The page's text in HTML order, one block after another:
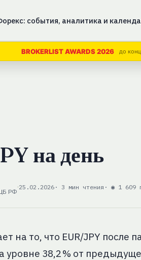
события, аналитика и
BROKERLIST AWARDS 2026 до
на день
РФ
25.02.2026 · 3 мин чтения · ◉ 1 609
на то, что EUR/JPY после
38,2 % от